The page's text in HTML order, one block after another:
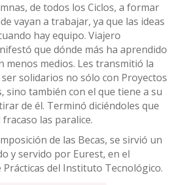
de todos los Ciclos, a formar
vayan a trabajar, ya que las ideas
hay equipo. Viajero
que dónde más ha aprendido
menos medios. Les transmitió la
solidarios no sólo con Proyectos
sino también con el que tiene a su
de él. Terminó diciéndoles que
las paralice.
de las Becas, se sirvió un
y servido por Eurest, en el
Prácticas del Instituto Tecnológico.